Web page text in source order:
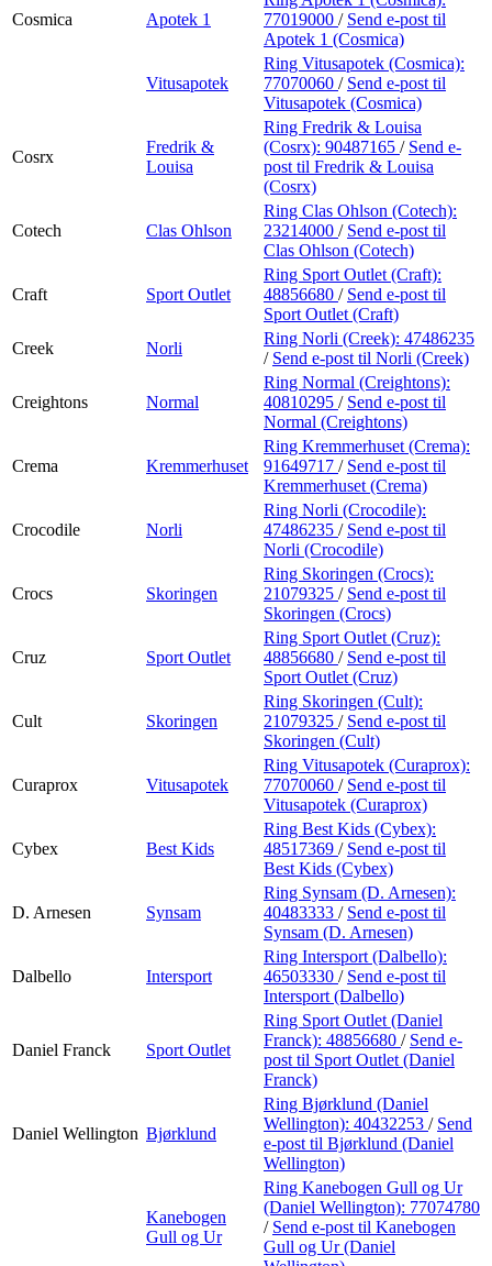
Cosmica Apotek 1
77019000 / Send e-post til
Apotek 1 (Cosmica)
Vitusapotek
Ring Vitusapotek (Cosmica):
77070060 / Send e-post til
Vitusapotek (Cosmica)
Cosrx
Fredrik &
Louisa
Ring Fredrik & Louisa
(Cosrx): 90487165 / Send e-
post til Fredrik & Louisa
(Cosrx)
Cotech Clas Ohlson
Ring Clas Ohlson (Cotech):
23214000 / Send e-post til
Clas Ohlson (Cotech)
Craft Sport Outlet
Ring Sport Outlet (Craft):
48856680 / Send e-post til
Sport Outlet (Craft)
Creek
Norli
Ring Norli (Creek): 47486235
/ Send e-post til Norli (Creek)
Creightons Normal
Ring Normal (Creightons):
40810295 / Send e-post til
Normal (Creightons)
Crema Kremmerhuset
Ring Kremmerhuset (Crema):
91649717 / Send e-post til
Kremmerhuset (Crema)
Crocodile Norli
Ring Norli (Crocodile):
47486235 / Send e-post til
Norli (Crocodile)
Crocs Skoringen
Ring Skoringen (Crocs):
21079325 / Send e-post til
Skoringen (Crocs)
Cruz Sport Outlet
Ring Sport Outlet (Cruz):
48856680 / Send e-post til
Sport Outlet (Cruz)
Cult Skoringen
Ring Skoringen (Cult):
21079325 / Send e-post til
Skoringen (Cult)
Curaprox Vitusapotek
Ring Vitusapotek (Curaprox):
77070060 / Send e-post til
Vitusapotek (Curaprox)
Cybex Best Kids
Ring Best Kids (Cybex):
48517369 / Send e-post til
Best Kids (Cybex)
D. Arnesen Synsam
Ring Synsam (D. Arnesen):
40483333 / Send e-post til
Synsam (D. Arnesen)
Dalbello Intersport
Ring Intersport (Dalbello):
46503330 / Send e-post til
Intersport (Dalbello)
Daniel Franck Sport Outlet
Ring Sport Outlet (Daniel
Franck): 48856680 / Send e-
post til Sport Outlet (Daniel
Franck)
Daniel Wellington Bjørklund
Ring Bjørklund (Daniel
Wellington): 40432253 / Send
e-post til Bjørklund (Daniel
Wellington)
Kanebogen
Gull og Ur
Ring Kanebogen Gull og Ur
(Daniel Wellington): 77074780
/ Send e-post til Kanebogen
Gull og Ur (Daniel